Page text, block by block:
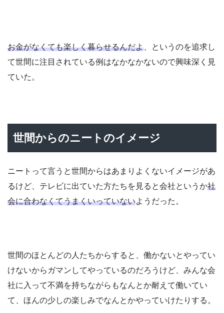
お金がなくても楽しく暮らせるんだよ 、というのを追求し
て世間に注目されている例はなかなかないので興味深く見
ていた。
世間からのニートのイメージ
ニートって言うと世間からはあまりよくないイメージがあ
るけど、テレビに出ていた方たちを見ると会社というか社
会に合わなくてうまくいっていないようだった。
世間のほとんどの人たちからすると、働かないとやってい
けないからガマンしてやっているのだろうけど、みんな会
社に入って不満を持ちながらもなんとか耐えて働いてい
て、ほんの少しの楽しみでなんとかやっていけたりする。